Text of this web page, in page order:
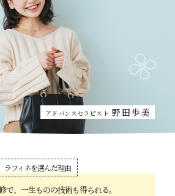
アドバンスセラピスト 野田歩美
ラフィネを選んだ理由
で、一生ものの技術も得られる。